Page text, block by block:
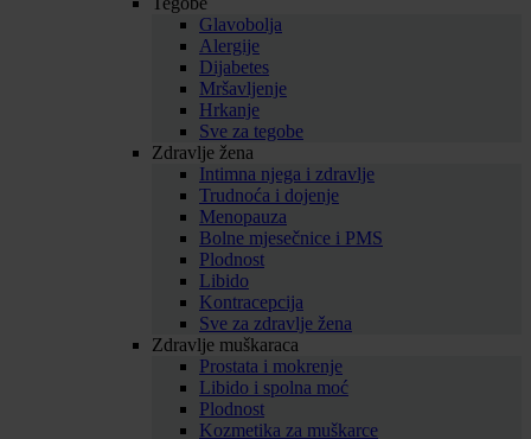
Glavobolja
Alergije
Dijabetes
Mršavljenje
Hrkanje
Sve za tegobe
Zdravlje žena
Intimna njega i zdravlje
Trudnoća i dojenje
Menopauza
Bolne mjesečnice i PMS
Plodnost
Libido
Kontracepcija
Sve za zdravlje žena
Zdravlje muškaraca
Prostata i mokrenje
Libido i spolna moć
Plodnost
Kozmetika za muškarce